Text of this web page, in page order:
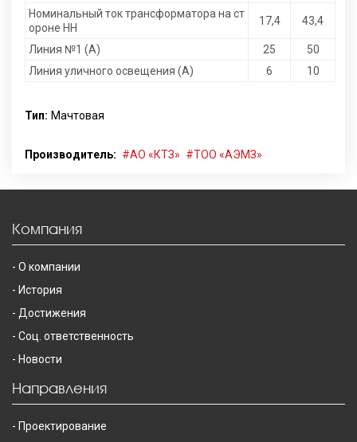
Номинальный ток трансформатора на ст
ороне НН
17,4 43,4
Линия №1 (А) 25
50
Линия уличного освещения (А)
6 10
Тип: Мачтовая
Производитель: АО «КТЗ» ТОО «АЭМЗ»
Компания
О компании
История
Достижения
Соц. ответственность
Новости
Направления
Проектирование